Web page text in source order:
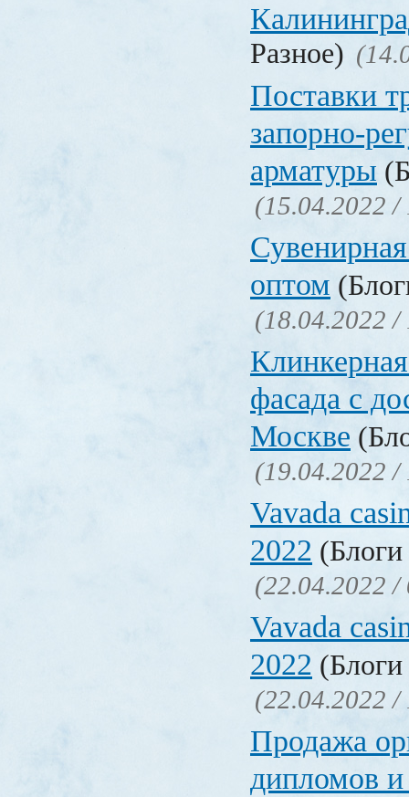
Разное)
Поставки
запорно-
арматуры
(15.04.2022 /
оптом
(18.04.2022 /
фасада с
Москве
(19.04.2022 /
Vavada
2022
(22.04.2022 /
Vavada
2022
(22.04.2022 /
Продажа
дипломов и